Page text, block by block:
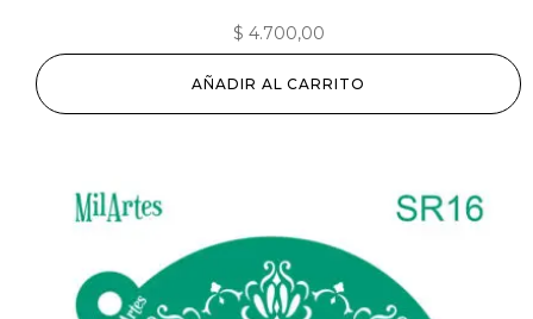
$ 4.700,00
AÑADIR AL CARRITO